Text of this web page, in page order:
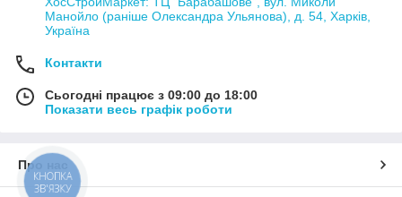
Манойло (раніше Олександра Ульянова), д. 54, Харків,
Україна
Контакти
Сьогодні працює з 09:00 до 18:00
Показати весь графік роботи
Про нас
КНОПКА
ЗВ'ЯЗКУ